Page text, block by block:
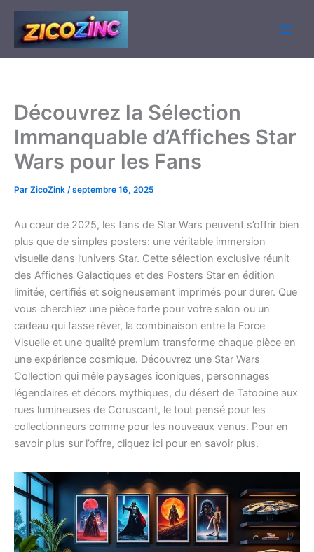
Aller
contenu
Découvrez la Sélection
Immanquable d’Affiches Star
Wars pour les Fans
Par ZicoZink /septembre 16, 2025
Au cœur de 2025, les fans de Star Wars peuvent s’offrir bien
plus que de simples posters: une véritable immersion
visuelle dans l’univers Star. Cette sélection exclusive réunit
des Affiches Galactiques et des Posters Star en édition
limitée, certifiés et soigneusement imprimés pour durer. Que
vous cherchiez une pièce forte pour votre salon ou un
cadeau qui fasse rêver, la combinaison entre la Force
Visuelle et une qualité premium transforme chaque pièce en
une expérience cosmique. Découvrez une Star Wars
Collection qui mêle paysages iconiques, personnages
légendaires et décors mythiques, du désert de Tatooine aux
rues lumineuses de Coruscant, le tout pensé pour les
collectionneurs comme pour les nouveaux venus. Pour en
savoir plus sur l’offre, cliquez ici pour en savoir plus.